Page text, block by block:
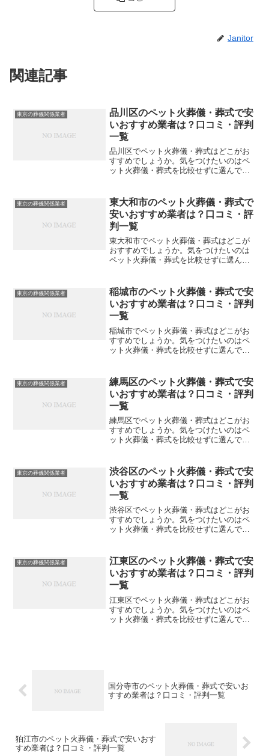
Janitor
関連記事
東京の葬儀関係業者
品川区のペット火葬儀・葬式で安
いおすすめ業者は？口コミ・評判
一覧
品川区でペット火葬儀・葬式はどこがお
すすめでしょうか。気をつけたいのはペ
ット火葬儀・葬式を比較せずに選んでし
や評判を一覧表にしていますので参考に
してください。※直接関係...
東京の葬儀関係業者
東大和市のペット火葬儀・葬式で
安いおすすめ業者は？口コミ・評
判一覧
東大和市でペット火葬儀・葬式はどこが
おすすめでしょうか。気をつけたいのは
ペット火葬儀・葬式を比較せずに選んで
コミや評判を一覧表にしていますので参
考にしてください。※直接...
東京の葬儀関係業者
稲城市のペット火葬儀・葬式で安
いおすすめ業者は？口コミ・評判
一覧
稲城市でペット火葬儀・葬式はどこがお
すすめでしょうか。気をつけたいのはペ
ット火葬儀・葬式を比較せずに選んでし
や評判を一覧表にしていますので参考に
してください。※直接関係...
東京の葬儀関係業者
練馬区のペット火葬儀・葬式で安
いおすすめ業者は？口コミ・評判
一覧
練馬区でペット火葬儀・葬式はどこがお
すすめでしょうか。気をつけたいのはペ
ット火葬儀・葬式を比較せずに選んでし
や評判を一覧表にしていますので参考に
してください。※直接関係...
東京の葬儀関係業者
渋谷区のペット火葬儀・葬式で安
いおすすめ業者は？口コミ・評判
一覧
渋谷区でペット火葬儀・葬式はどこがお
すすめでしょうか。気をつけたいのはペ
ット火葬儀・葬式を比較せずに選んでし
や評判を一覧表にしていますので参考に
してください。※直接関係...
東京の葬儀関係業者
江東区のペット火葬儀・葬式で安
いおすすめ業者は？口コミ・評判
一覧
江東区でペット火葬儀・葬式はどこがお
すすめでしょうか。気をつけたいのはペ
ット火葬儀・葬式を比較せずに選んでし
国分寺市のペット火葬儀・葬式で安いお
すすめ業者は？口コミ・評判一覧
狛江市のペット火葬儀・葬式で安いおす
すめ業者は？口コミ・評判一覧